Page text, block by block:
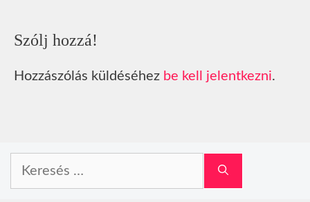
Szólj hozzá!
Hozzászólás küldéséhez be kell jelentkezni.